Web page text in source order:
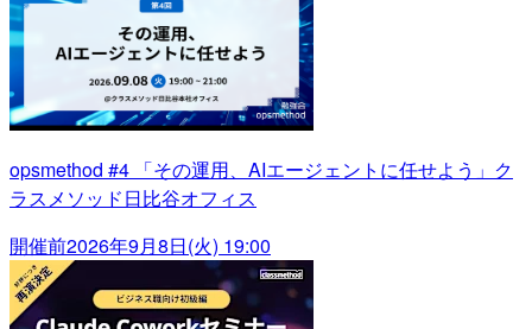
opsmethod #4 「その運用、AIエージェントに任せよう」ク
ラスメソッド日比谷オフィス
開催前2026年9月8日(火) 19:00